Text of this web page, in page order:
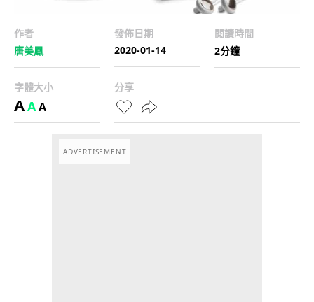
作者
唐美鳳
發佈日期
2020-01-14
閱讀時間
2分鐘
字體大小
AAA
分享
ADVERTISEMENT